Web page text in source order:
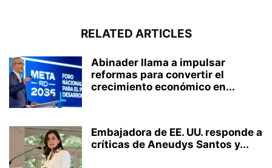
RELATED ARTICLES
Abinader llama a impulsar
reformas para convertir el
crecimiento económico en...
Embajadora de EE. UU. responde a
críticas de Aneudys Santos y...